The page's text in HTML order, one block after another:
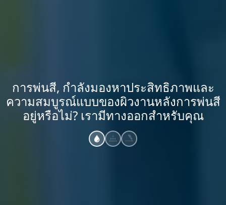
การพ่นสี, กำลังมองหาประสิทธิภาพและ
ความสมบูรณ์แบบของผิวงานหลังการพ่นสี
อยู่หรือไม่? เรามีทางออกสำหรับคุณ